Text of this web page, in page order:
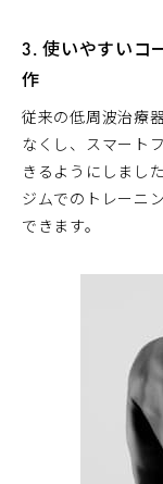
3. 使いやすいコ
作
従来の低周波治療
なくし、スマート
きるようにしまし
ジムでのトレーニ
できます。